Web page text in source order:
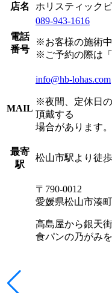
店名
ホリスティック
電話
番号
089-943-1616
※お客様の施術
※ご予約の際は
MAIL
info@hb-lohas.com
※夜間、定休日
頂戴する
場合があります。
最寄
駅
松山市駅より徒
〒790-0012
愛媛県松山市湊
高島屋から銀天
食パンの乃がみ